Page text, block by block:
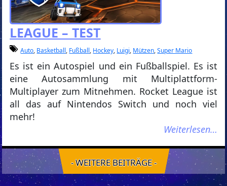
LEAGUE – TEST
Auto, Basketball, Fußball, Hockey, Luigi, Mützen,Super Mario
Es ist ein Autospiel und ein Fußballspiel. Es ist
eine Autosammlung mit Multiplattform-
Multiplayer zum Mitnehmen. Rocket League ist
all das auf Nintendos Switch und noch viel
mehr!
Weiterlesen…
- WEITERE BEITRÄGE -